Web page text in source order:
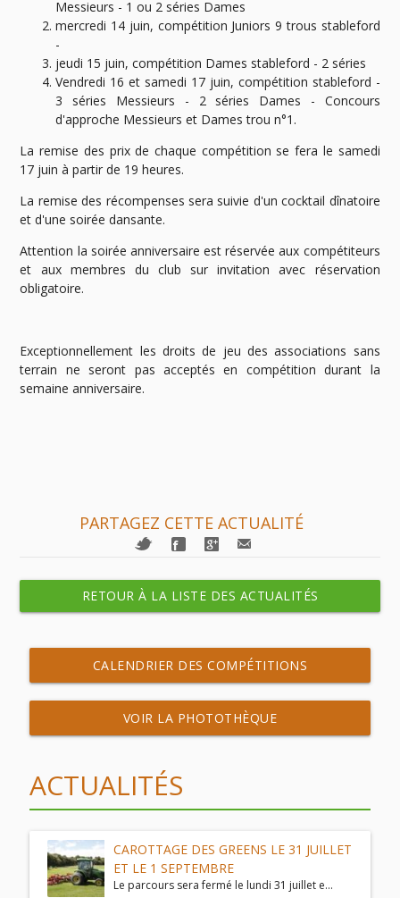
Messieurs - 1 ou 2 séries Dames
mercredi 14 juin, compétition Juniors 9 trous stableford
-
jeudi 15 juin, compétition Dames stableford - 2 séries
Vendredi 16 et samedi 17 juin, compétition stableford -
3 séries Messieurs - 2 séries Dames - Concours
d'approche Messieurs et Dames trou n°1.
La remise des prix de chaque compétition se fera le samedi
17 juin à partir de 19 heures.
La remise des récompenses sera suivie d'un cocktail dînatoire
et d'une soirée dansante.
Attention la soirée anniversaire est réservée aux compétiteurs
et aux membres du club sur invitation avec réservation
obligatoire.
Exceptionnellement les droits de jeu des associations sans
terrain ne seront pas acceptés en compétition durant la
semaine anniversaire.
PARTAGEZ CETTE ACTUALITÉ
RETOUR À LA LISTE DES ACTUALITÉS
CALENDRIER DES COMPÉTITIONS
VOIR LA PHOTOTHÈQUE
ACTUALITÉS
CAROTTAGE DES GREENS LE 31 JUILLET
ET LE 1 SEPTEMBRE
Le parcours sera fermé le lundi 31 juillet e...